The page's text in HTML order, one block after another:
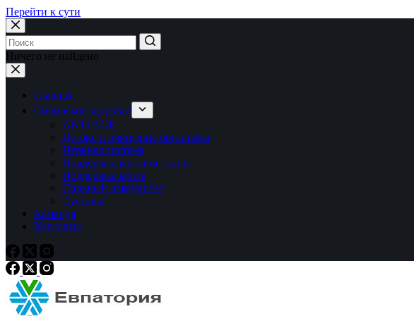
Перейти к сути
Ничего не найдено
Главная
Сибирское здоровье
ANTI AGE
Детокс и очищение организма
Нервная система
Поддержка костной ткани
Поддержка мозга
Сильный иммунитет
Суставы
Команда
Контакты